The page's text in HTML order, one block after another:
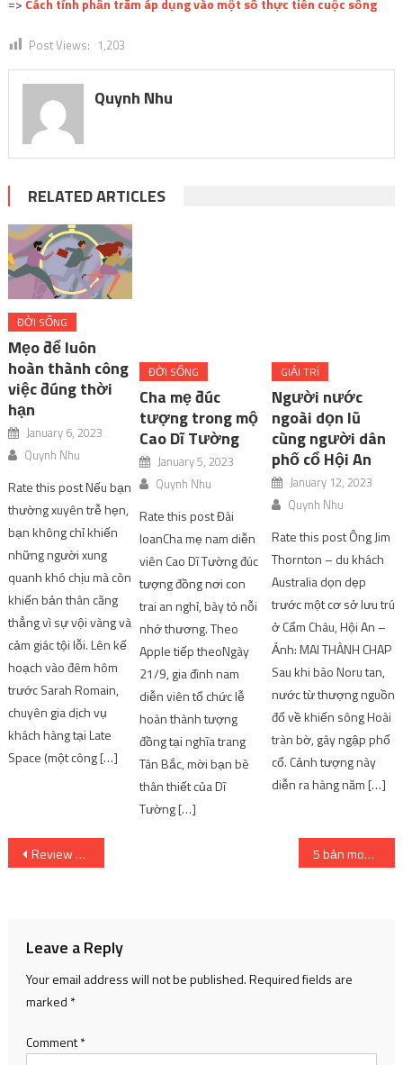
RELATED ARTICLES
ĐỜI SỐNG
hoàn thành công
việc đúng thời
hạn
January 6, 2023
Quynh Nhu
Rate this post Nếu bạn
thường xuyên trễ hẹn,
bạn không chỉ khiến
những người xung
quanh khó chịu mà còn
thẳng vì sự vội vàng và
cảm giác tội lỗi. Lên kế
hoạch vào đêm hôm
trước Sarah Romain,
chuyên gia dịch vụ
khách hàng tại Late
Space (một công […]
Rate this post Đài
loanCha mẹ nam diễn
viên Cao Dĩ Tường đúc
tượng đồng nơi con
trai an nghỉ, bày tỏ nỗi
Apple tiếp theoNgày
21/9, gia đình nam
diễn viên tổ chức lễ
hoàn thành tượng
đồng tại nghĩa trang
Tân Bắc, mời bạn bè
thân thiết của Dĩ
Tường […]
Quynh Nhu
Rate this post Ông Jim
Thornton – du khách
Australia dọn dẹp
trước một cơ sở lưu trú
ở Cẩm Châu, Hội An –
Sau khi bão Noru tan,
nước từ thượng nguồn
đổ về khiến sông Hoài
tràn bờ, gây ngập phố
cổ. Cảnh tượng này
diễn ra hàng năm […]
Post
navigation
Review game Tam Quốc Chí Chiến – Game chiến thuật vừa được thử nghiệm tại Việt Nam – Kênh Game VN 5 bản mod Anime hàng đầu mà bạn nên thử
Your email address will not be published.
Required fields are
marked*